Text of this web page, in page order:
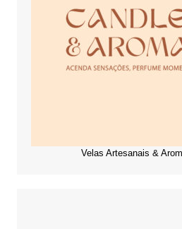
Velas Artesanais &